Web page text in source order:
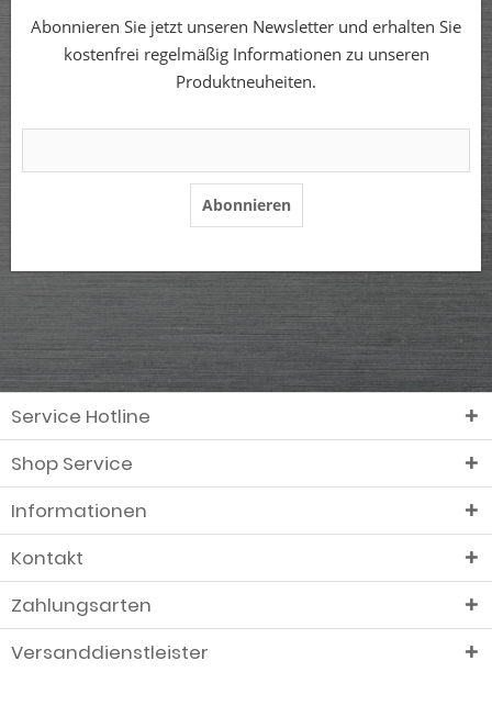
Abonnieren Sie jetzt unseren Newsletter und erhalten Sie
kostenfrei regelmäßig Informationen zu unseren
Produktneuheiten.
Abonnieren
Service Hotline
Shop Service
Informationen
Kontakt
Zahlungsarten
Versanddienstleister